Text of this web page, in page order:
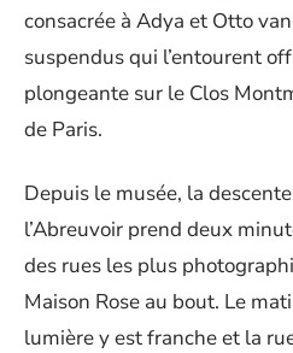
consacrée à Adya et Otto
suspendus qui l’entourent
plongeante sur le Clos
de Paris.
Depuis le musée, la
l’Abreuvoir prend deux
des rues les plus
Maison Rose au bout. Le
lumière y est franche et la